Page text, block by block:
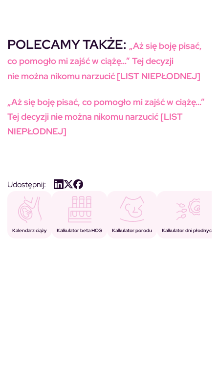
POLECAMY TAKŻE: „Aż się boję pisać,
co pomogło mi zajść w ciążę…” Tej decyzji
nie można nikomu narzucić [LIST NIEPŁODNEJ]
„Aż się boję pisać, co pomogło mi zajść w ciążę…”
Tej decyzji nie można nikomu narzucić [LIST
NIEPŁODNEJ]
Udostępnij:
Kalendarz ciąży Kalkulator beta HCG Kalkulator porodu Kalkulator dni płodnych